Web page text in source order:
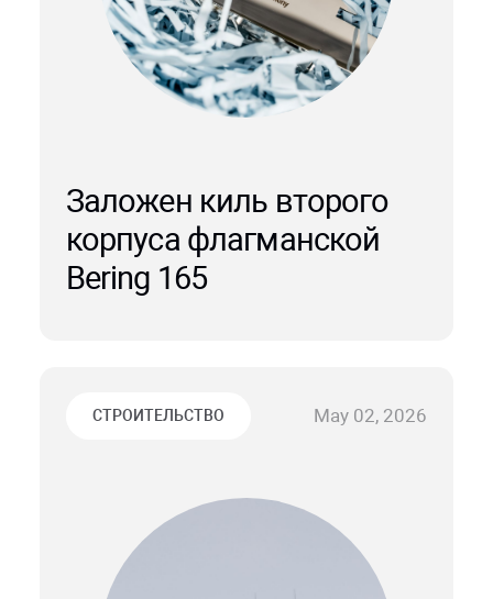
Заложен киль второго
корпуса флагманской
Bering 165
СТРОИТЕЛЬСТВО May 02, 2026